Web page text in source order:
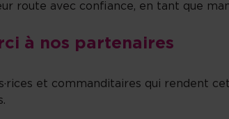
route avec confiance, en tant que
à nos partenaires
et commanditaires qui rendent